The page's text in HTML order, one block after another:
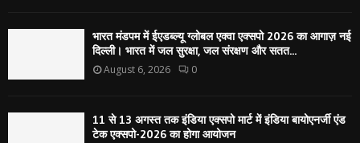
भारत मंडपम में ईएडब्ल्यू ग्लोबल एक्वा एक्सपो 2026 का आगाज़ नई
दिल्ली। भारत में जल सुरक्षा, जल संरक्षण और सतत...
August 6, 2026 0
11 से 13 अगस्त तक इंडिया एक्सपो मार्ट में इंडिया बायोएनर्जी एंड
टेक एक्सपो-2026 का होगा आयोजन